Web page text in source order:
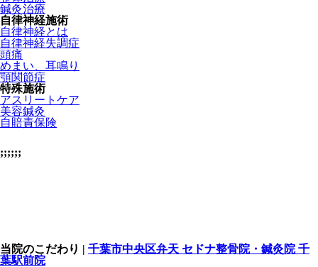
鍼灸治療
自律神経施術
自律神経とは
自律神経失調症
頭痛
めまい、耳鳴り
顎関節症
特殊施術
アスリートケア
美容鍼灸
自賠責保険
;;;;;;
当院のこだわり | 千葉市中央区弁天 セドナ整骨院・鍼灸院 千
葉駅前院